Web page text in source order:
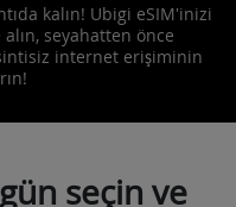
kalın! Ubigi eSIM'inizi
seyahatten önce
internet erişiminin
seçin ve